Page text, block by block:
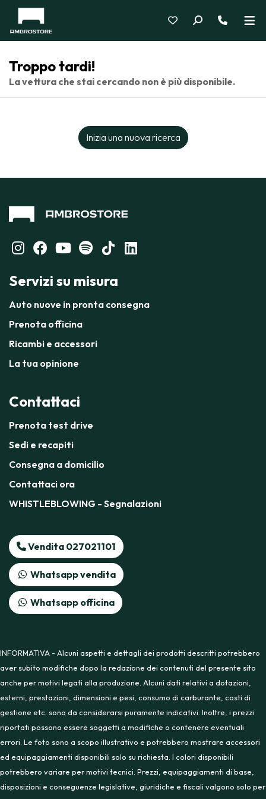
Troppo tardi!
La vettura che stai cercando non è più disponibile.
Inizia una nuova ricerca
Servizi su misura
Auto nuove in pronta consegna
Prenota officina
Ricambi e accessori
La tua opinione
Contattaci
Prenota test drive
Sedi e recapiti
Consegna a domicilio
Contattaci ora
WHISTLEBLOWING - Segnalazioni
Vendita 027021101
Whatsapp vendita
Whatsapp officina
INFORMATIVA - Alcuni aspetti e dettagli dei prodotti descritti potrebbero
aver subito modifiche dopo la redazione dei contenuti del presente sito
anche per motivi legati alla produzione. Alcuni dati relativi a dotazioni,
esterni, prestazioni, dimensioni e pesi, consumo di carburante, costi di
gestione etc. sono da considerarsi puramente indicativi. Inoltre, i prezzi
riportati possono essere soggetti a modifiche o contenere eventuali
errori. Le foto sono a scopo illustrativo e potrebbero mostrare accessori
ed equipaggiamenti disponibili solo su richiesta. I colori disponibili
potrebbero variare per motivi tecnici. Prezzi, equipaggiamenti di base,
disposizioni e conseguenze legislative, giuridiche e fiscali valgono solo per